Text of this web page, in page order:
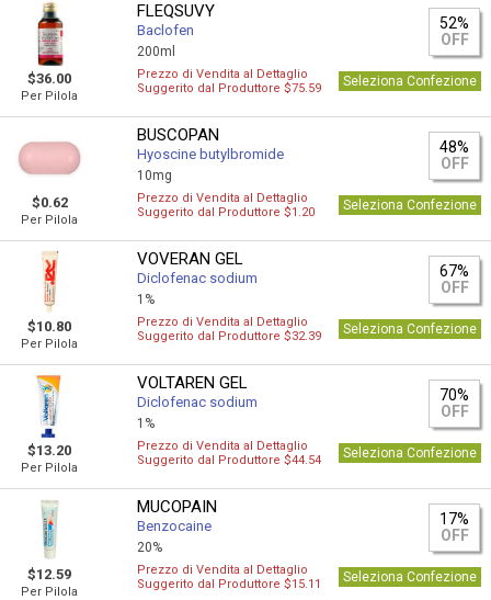
$36.00
Per Pilola
FLEQSUVY
Baclofen
200ml
52%
OFF
Prezzo di Vendita al Dettaglio
Suggerito dal Produttore $75.59
Seleziona Confezione
$0.62
Per Pilola
BUSCOPAN
Hyoscine butylbromide
10mg
48%
OFF
Prezzo di Vendita al Dettaglio
Suggerito dal Produttore $1.20
Seleziona Confezione
$10.80
Per Pilola
VOVERAN GEL
Diclofenac sodium
1%
67%
OFF
Prezzo di Vendita al Dettaglio
Suggerito dal Produttore $32.39
Seleziona Confezione
$13.20
Per Pilola
VOLTAREN GEL
Diclofenac sodium
1%
70%
OFF
Prezzo di Vendita al Dettaglio
Suggerito dal Produttore $44.54
Seleziona Confezione
$12.59
Per Pilola
MUCOPAIN
Benzocaine
20%
17%
OFF
Prezzo di Vendita al Dettaglio
Suggerito dal Produttore $15.11
Seleziona Confezione